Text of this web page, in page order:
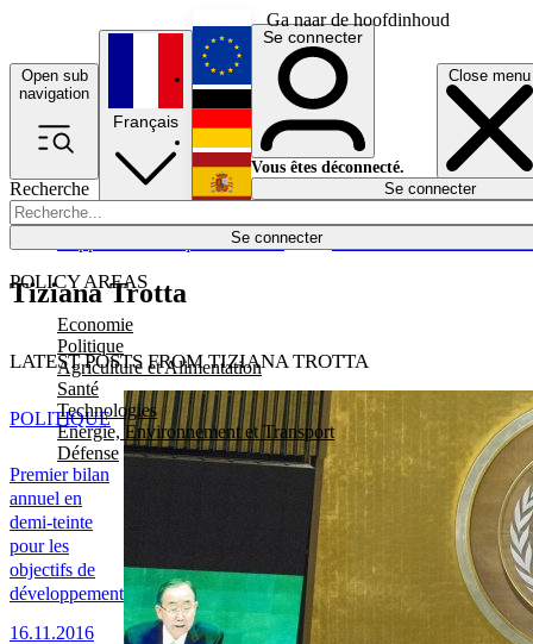
Ga naar de hoofdinhoud
Open sub
navigation
Close menu
Recherche
Se connecter
POLICY AREAS
Economie
Politique
Agriculture et Alimentation
Santé
Technologies
Energie, Environnement et Transport
Défense
Économie
Français
English
Deutsch
Español
Se connecter
Vous êtes déconnecté.
Se connecter
Tiziana Trotta
LATEST POSTS FROM TIZIANA TROTTA
Premier bilan
annuel en
demi-teinte
pour les
objectifs de
développement
16.11.2016
POLITIQUE